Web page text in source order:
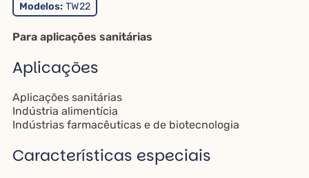
Modelos:TW22
Para aplicações sanitárias
Aplicações
Aplicações sanitárias
Indústria alimentícia
Indústrias farmacêuticas e de biotecnologia
Características especiais